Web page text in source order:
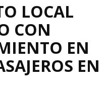
LOCAL
CON
EN
EN